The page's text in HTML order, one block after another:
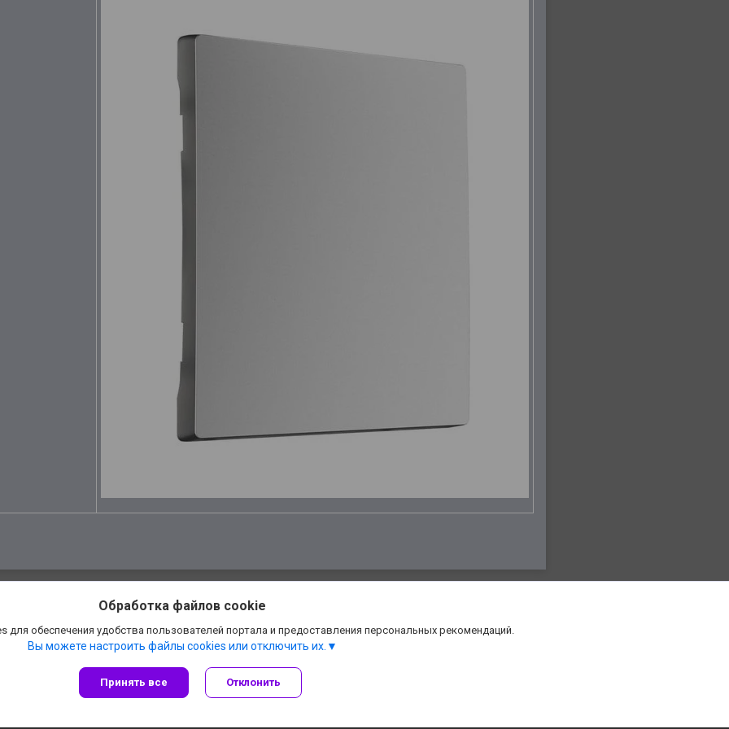
Сайт создан на платформе Deal.by
Политика обработки файлов cookies
Обработка файлов cookie
обеспечения удобства пользователей портала и предоставления персональных рекомендаций.
Вы можете настроить файлы cookies или отключить их.
Принять все Отклонить